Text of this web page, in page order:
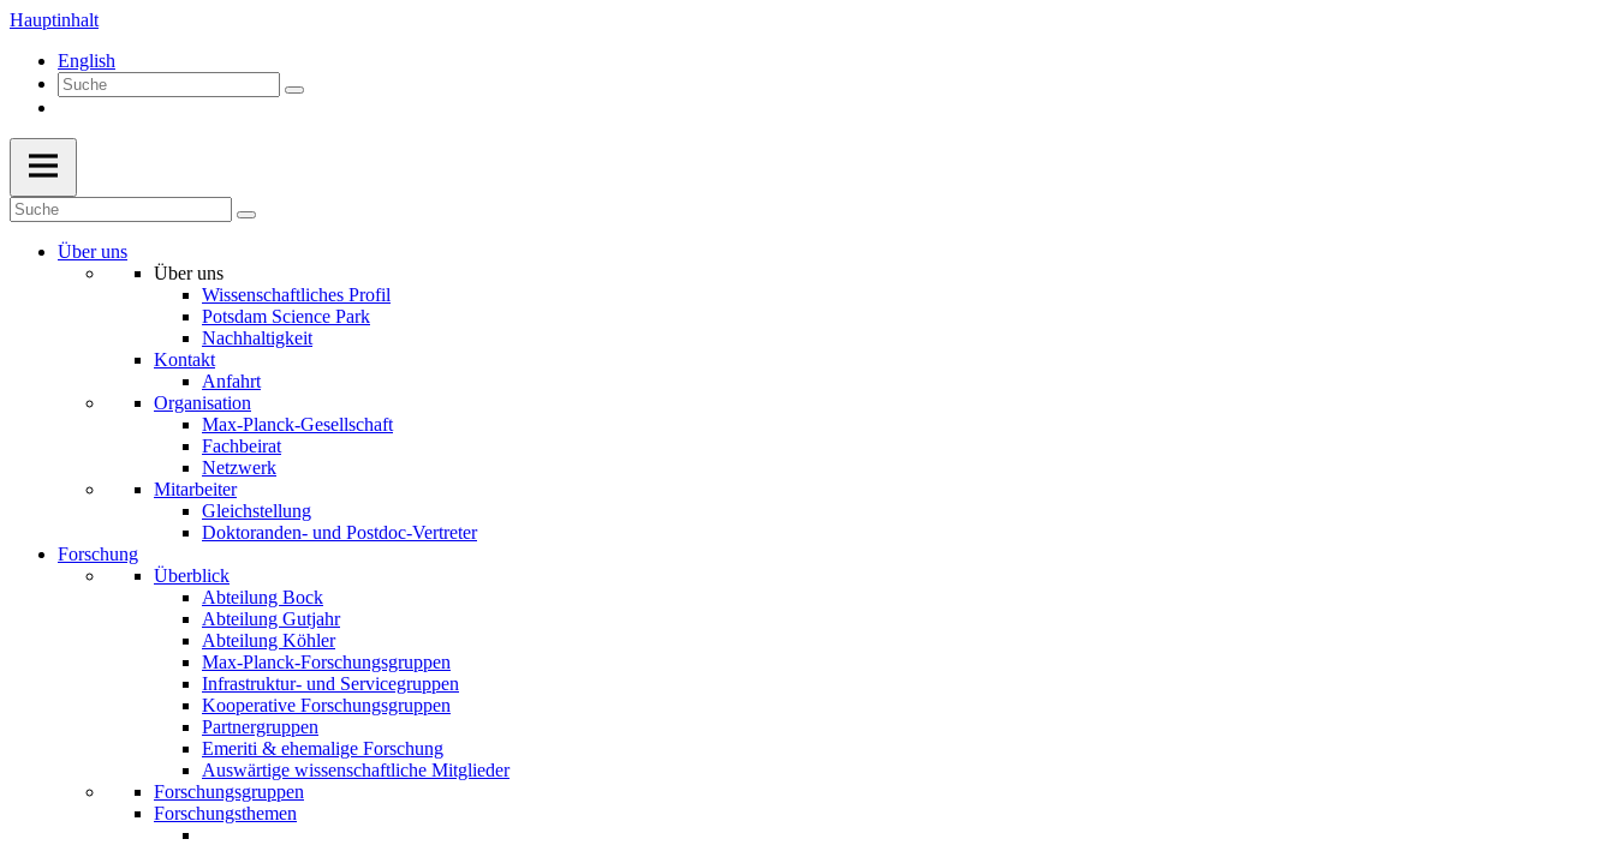
Hauptinhalt
English
Über uns
Über uns
Wissenschaftliches Profil
Potsdam Science Park
Nachhaltigkeit
Kontakt
Anfahrt
Organisation
Max-Planck-Gesellschaft
Fachbeirat
Netzwerk
Mitarbeiter
Gleichstellung
Doktoranden- und Postdoc-Vertreter
Forschung
Überblick
Abteilung Bock
Abteilung Gutjahr
Abteilung Köhler
Max-Planck-Forschungsgruppen
Infrastruktur- und Servicegruppen
Kooperative Forschungsgruppen
Partnergruppen
Emeriti & ehemalige Forschung
Auswärtige wissenschaftliche Mitglieder
Forschungsgruppen
Forschungsthemen